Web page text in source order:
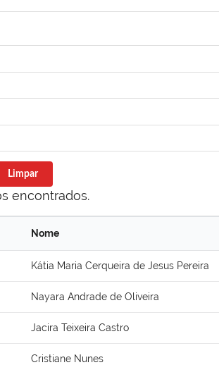
Limpar
encontrados.
Nome
Kátia Maria Cerqueira de Jesus Pereira
Nayara Andrade de Oliveira
Jacira Teixeira Castro
Cristiane Nunes